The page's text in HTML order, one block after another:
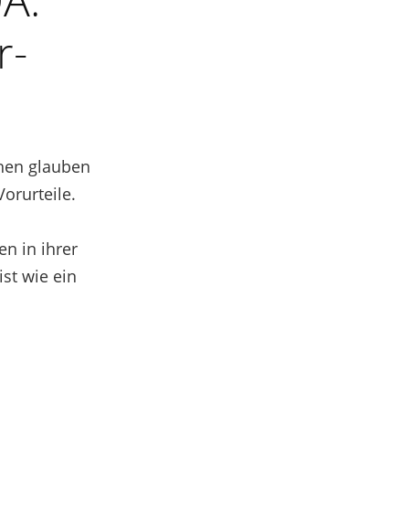
glauben
in ihrer
wie ein